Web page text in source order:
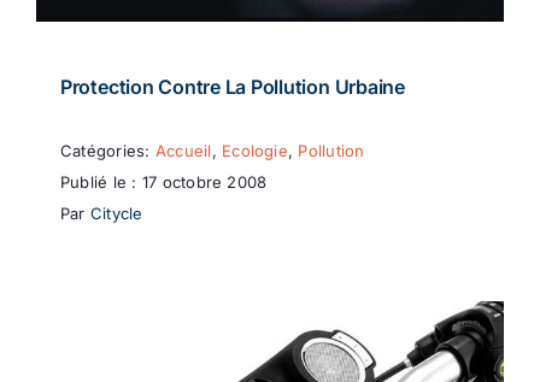
Protection Contre La Pollution Urbaine
Catégories: Accueil, Ecologie, Pollution
Publié le : 17 octobre 2008
Par Citycle